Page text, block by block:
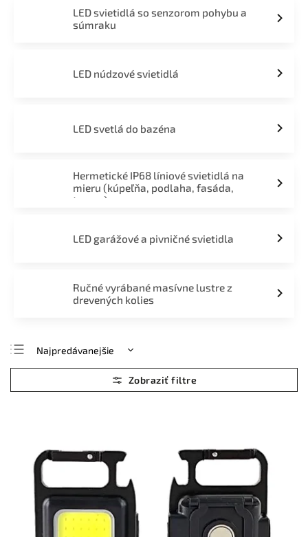
LED svietidlá so senzorom pohybu a
súmraku
LED núdzové svietidlá
LED svetlá do bazéna
Hermetické IP68 líniové svietidlá na
mieru (kúpeľňa, podlaha, fasáda,
terasa)
LED garážové a pivničné svietidla
Ručné vyrábané masívne lustre z
drevených kolies
Najpredávanejšie
Najlacnejšie
Najdrahšie